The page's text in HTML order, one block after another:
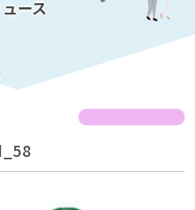
ース